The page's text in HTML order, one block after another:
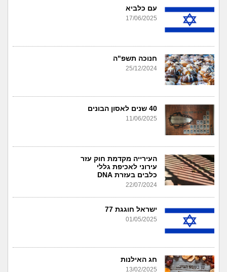
עם כלביא
17/06/2025
חנוכה תשפ"ה
25/12/2024
40 שנים לאסון הבונים
11/06/2025
העירייה מקדמת חוק עזר
עירוני לאכיפת גללי
כלבים בעזרת DNA
22/07/2024
ישראל חוגגת 77
01/05/2025
חג האילנות
13/02/2025